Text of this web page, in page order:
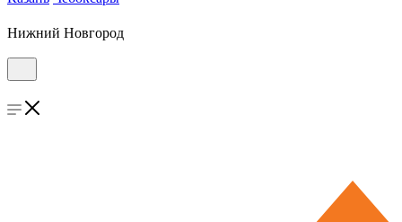
Нижний Новгород